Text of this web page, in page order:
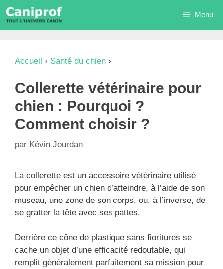
Aller
au
contenu
Menu
Accueil › Santé du chien ›
Collerette vétérinaire pour
chien : Pourquoi ?
Comment choisir ?
par Kévin Jourdan
La collerette est un accessoire vétérinaire utilisé
pour empêcher un chien d’atteindre, à l’aide de son
museau, une zone de son corps, ou, à l’inverse, de
se gratter la tête avec ses pattes.
Derrière ce cône de plastique sans fioritures se
cache un objet d’une efficacité redoutable, qui
remplit généralement parfaitement sa mission pour